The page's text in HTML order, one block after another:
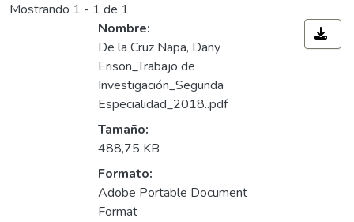
Mostrando 1 - 1 de 1
Nombre:
De la Cruz Napa, Dany
Erison_Trabajo de
Investigación_Segunda
Especialidad_2018..pdf
Tamaño:
488,75 KB
Formato:
Adobe Portable Document
Format